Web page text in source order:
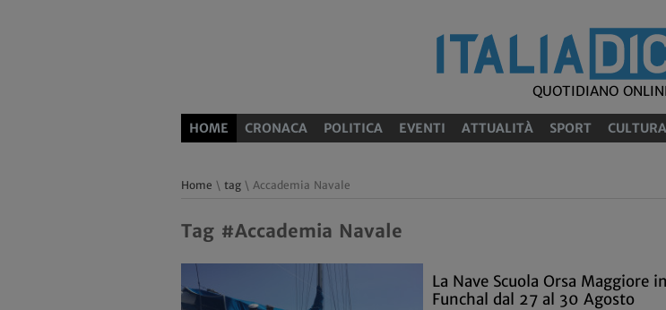
QUOTIDIANO
HOME CRONACA POLITICA EVENTI ATTUALITÀ SPORT CULTURA
Home \ tag \ Accademia Navale
Tag #Accademia Navale
La Nave Scuola Orsa Maggiore
Funchal dal 27 al 30 Agosto